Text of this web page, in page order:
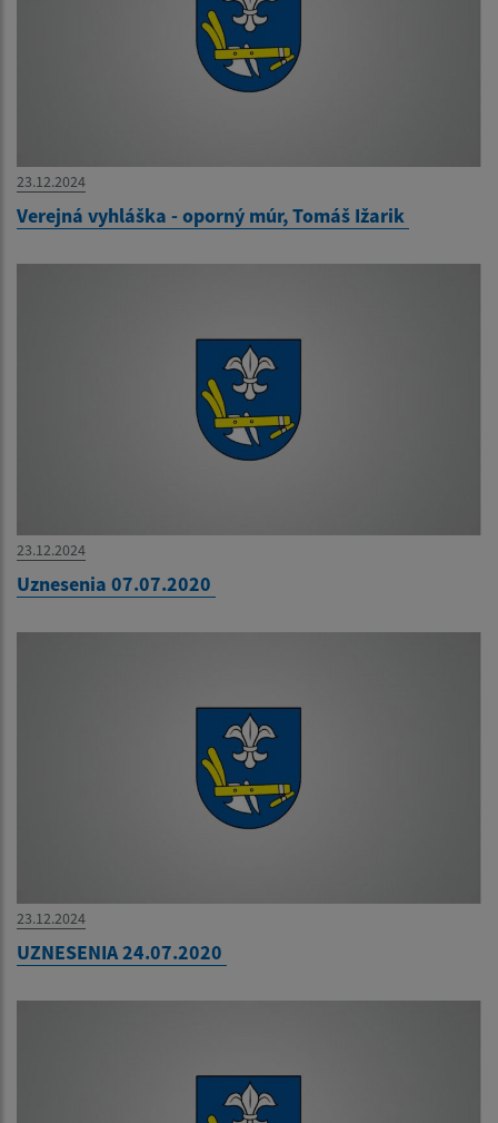
23.12.2024
Verejná vyhláška - oporný múr, Tomáš Ižarik
23.12.2024
Uznesenia 07.07.2020
23.12.2024
UZNESENIA 24.07.2020